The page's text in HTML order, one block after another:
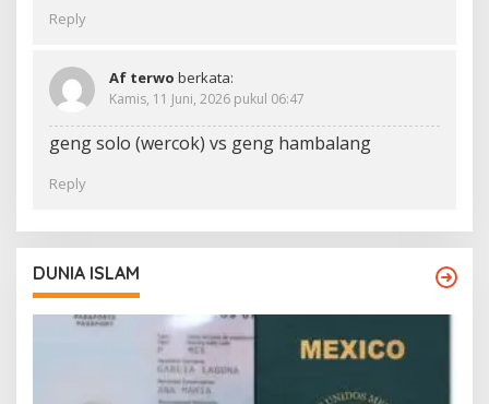
Reply
Af terwo berkata:
Kamis, 11 Juni, 2026 pukul 06:47
geng solo (wercok) vs geng hambalang
Reply
DUNIA ISLAM